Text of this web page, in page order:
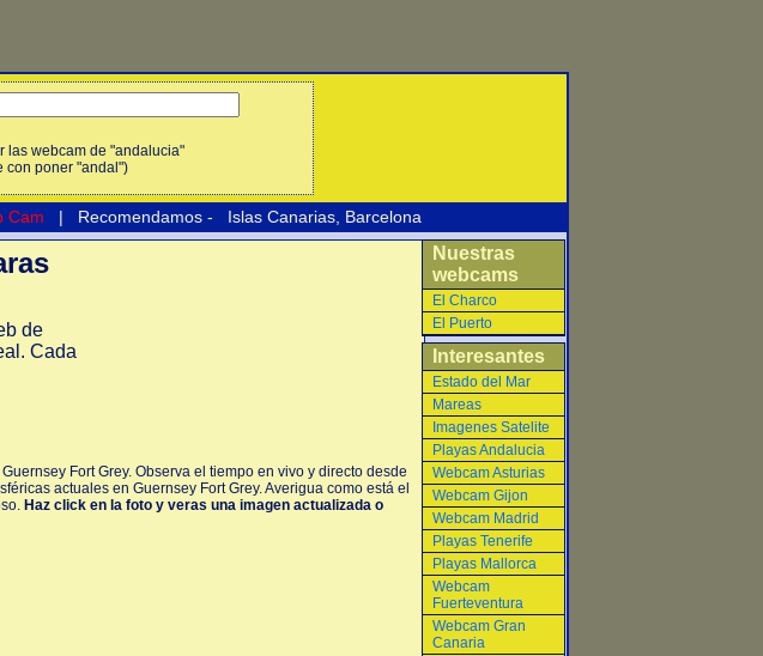
las webcam de "andalucia"
con poner "andal")
Cam | Recomendamos - Islas Canarias Barcelona
de
Cada
Fort Grey. Observa el tiempo en vivo y directo desde
actuales en Guernsey Fort Grey. Averigua como está el
Haz click en la foto y veras una imagen actualizada o
Nuestras
webcams
El Charco
El Puerto
Interesantes
Estado del Mar
Mareas
Imagenes Satelite
Playas Andalucia
Webcam Asturias
Webcam Gijon
Webcam Madrid
Playas Tenerife
Playas Mallorca
Webcam
Fuerteventura
Webcam Gran
Canaria